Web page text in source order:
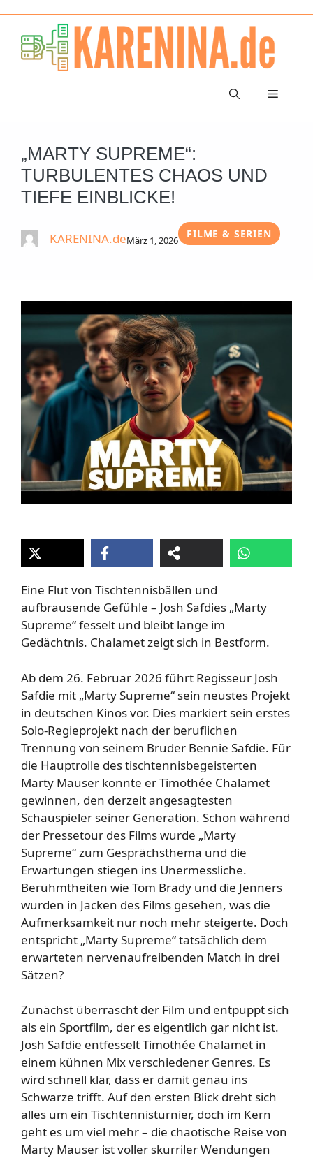
springen
Menü
„MARTY SUPREME“:
TURBULENTES CHAOS UND
TIEFE EINBLICKE!
KARENINA.deMärz 1, 2026 FILME & SERIEN
Eine Flut von Tischtennisbällen und
aufbrausende Gefühle – Josh Safdies „Marty
Supreme“ fesselt und bleibt lange im
Gedächtnis. Chalamet zeigt sich in Bestform.
Ab dem 26. Februar 2026 führt Regisseur Josh
Safdie mit „Marty Supreme“ sein neustes Projekt
in deutschen Kinos vor. Dies markiert sein erstes
Solo-Regieprojekt nach der beruflichen
Trennung von seinem Bruder Bennie Safdie. Für
die Hauptrolle des tischtennisbegeisterten
Marty Mauser konnte er Timothée Chalamet
gewinnen, den derzeit angesagtesten
Schauspieler seiner Generation. Schon während
der Pressetour des Films wurde „Marty
Supreme“ zum Gesprächsthema und die
Erwartungen stiegen ins Unermessliche.
Berühmtheiten wie Tom Brady und die Jenners
wurden in Jacken des Films gesehen, was die
Aufmerksamkeit nur noch mehr steigerte. Doch
entspricht „Marty Supreme“ tatsächlich dem
erwarteten nervenaufreibenden Match in drei
Sätzen?
Zunächst überrascht der Film und entpuppt sich
als ein Sportfilm, der es eigentlich gar nicht ist.
Josh Safdie entfesselt Timothée Chalamet in
einem kühnen Mix verschiedener Genres. Es
wird schnell klar, dass er damit genau ins
Schwarze trifft. Auf den ersten Blick dreht sich
alles um ein Tischtennisturnier, doch im Kern
geht es um viel mehr – die chaotische Reise von
Marty Mauser ist voller skurriler Wendungen